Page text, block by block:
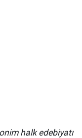
halk edebiyatı